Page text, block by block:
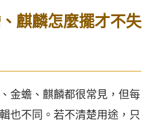
麒麟怎麼擺才不失
金蟾、麒麟都很常見，但每
也不同。若不清楚用途，只